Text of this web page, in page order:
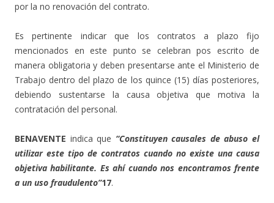
por la no renovación del contrato.
Es pertinente indicar que los contratos a plazo fijo
mencionados en este punto se celebran pos escrito de
manera obligatoria y deben presentarse ante el Ministerio de
Trabajo dentro del plazo de los quince (15) días posteriores,
debiendo sustentarse la causa objetiva que motiva la
contratación del personal.
BENAVENTE indica que “Constituyen causales de abuso el
utilizar este tipo de contratos cuando no existe una causa
objetiva habilitante. Es ahí cuando nos encontramos frente
a un uso fraudulento”17.